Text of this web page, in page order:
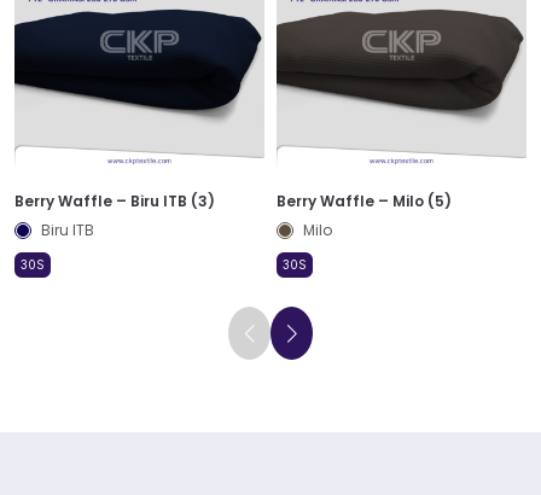
Berry Waffle – Biru ITB (3)
Biru ITB
30S
Berry Waffle – Milo (5)
Milo
30S